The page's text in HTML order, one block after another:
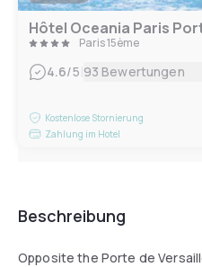
Hôtel Oceania Paris
Paris 15ème
4.6/5 93 Bewertungen
Kostenlose Stornierung
Zahlung im Hotel
Beschreibung
Opposite the Porte de